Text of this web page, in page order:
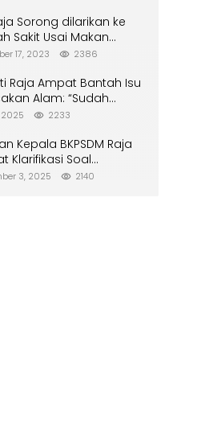
Sorong dilarikan ke
Sakit Usai Makan
Biskuit dari Alfamart
17, 2023 2386
Raja Ampat Bantah Isu
Alam: “Sudah
dan Tidak Merusak
2025 2233
Kepala BKPSDM Raja
Klarifikasi Soal
Jabatan
3, 2025 2140